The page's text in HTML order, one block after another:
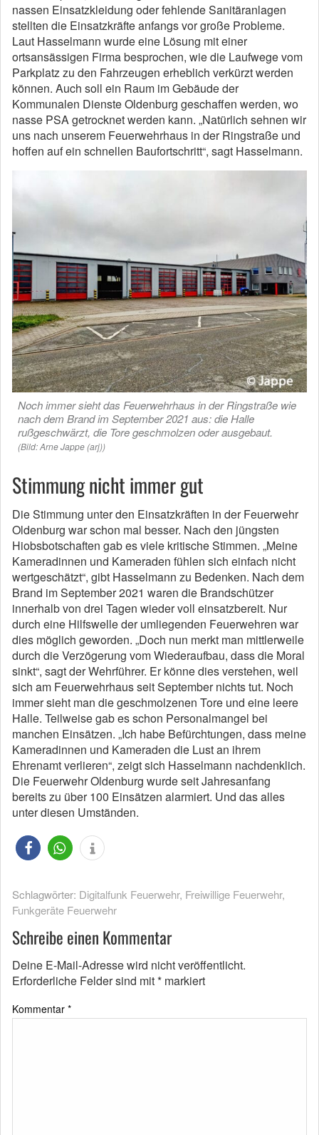
nassen Einsatzkleidung oder fehlende Sanitäranlagen
stellten die Einsatzkräfte anfangs vor große Probleme.
Laut Hasselmann wurde eine Lösung mit einer
ortsansässigen Firma besprochen, wie die Laufwege vom
Parkplatz zu den Fahrzeugen erheblich verkürzt werden
können. Auch soll ein Raum im Gebäude der
Kommunalen Dienste Oldenburg geschaffen werden, wo
nasse PSA getrocknet werden kann. „Natürlich sehnen wir
uns nach unserem Feuerwehrhaus in der Ringstraße und
hoffen auf ein schnellen Baufortschritt“, sagt Hasselmann.
Noch immer sieht das Feuerwehrhaus in der Ringstraße wie
nach dem Brand im September 2021 aus: die Halle
rußgeschwärzt, die Tore geschmolzen oder ausgebaut.
(Bild: Arne Jappe (arj))
Stimmung nicht immer gut
Die Stimmung unter den Einsatzkräften in der Feuerwehr
Oldenburg war schon mal besser. Nach den jüngsten
Hiobsbotschaften gab es viele kritische Stimmen. „Meine
Kameradinnen und Kameraden fühlen sich einfach nicht
wertgeschätzt“, gibt Hasselmann zu Bedenken. Nach dem
Brand im September 2021 waren die Brandschützer
innerhalb von drei Tagen wieder voll einsatzbereit. Nur
durch eine Hilfswelle der umliegenden Feuerwehren war
dies möglich geworden. „Doch nun merkt man mittlerweile
durch die Verzögerung vom Wiederaufbau, dass die Moral
sinkt“, sagt der Wehrführer. Er könne dies verstehen, weil
sich am Feuerwehrhaus seit September nichts tut. Noch
immer sieht man die geschmolzenen Tore und eine leere
Halle. Teilweise gab es schon Personalmangel bei
manchen Einsätzen. „Ich habe Befürchtungen, dass meine
Kameradinnen und Kameraden die Lust an ihrem
Ehrenamt verlieren“, zeigt sich Hasselmann nachdenklich.
Die Feuerwehr Oldenburg wurde seit Jahresanfang
bereits zu über 100 Einsätzen alarmiert. Und das alles
unter diesen Umständen.
Schlagwörter: Digitalfunk Feuerwehr, Freiwillige Feuerwehr,
Funkgeräte Feuerwehr
Schreibe einen Kommentar
Deine E-Mail-Adresse wird nicht veröffentlicht.
Erforderliche Felder sind mit* markiert
Kommentar *